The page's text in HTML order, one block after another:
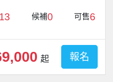
13 候補0 可售6
起 報名